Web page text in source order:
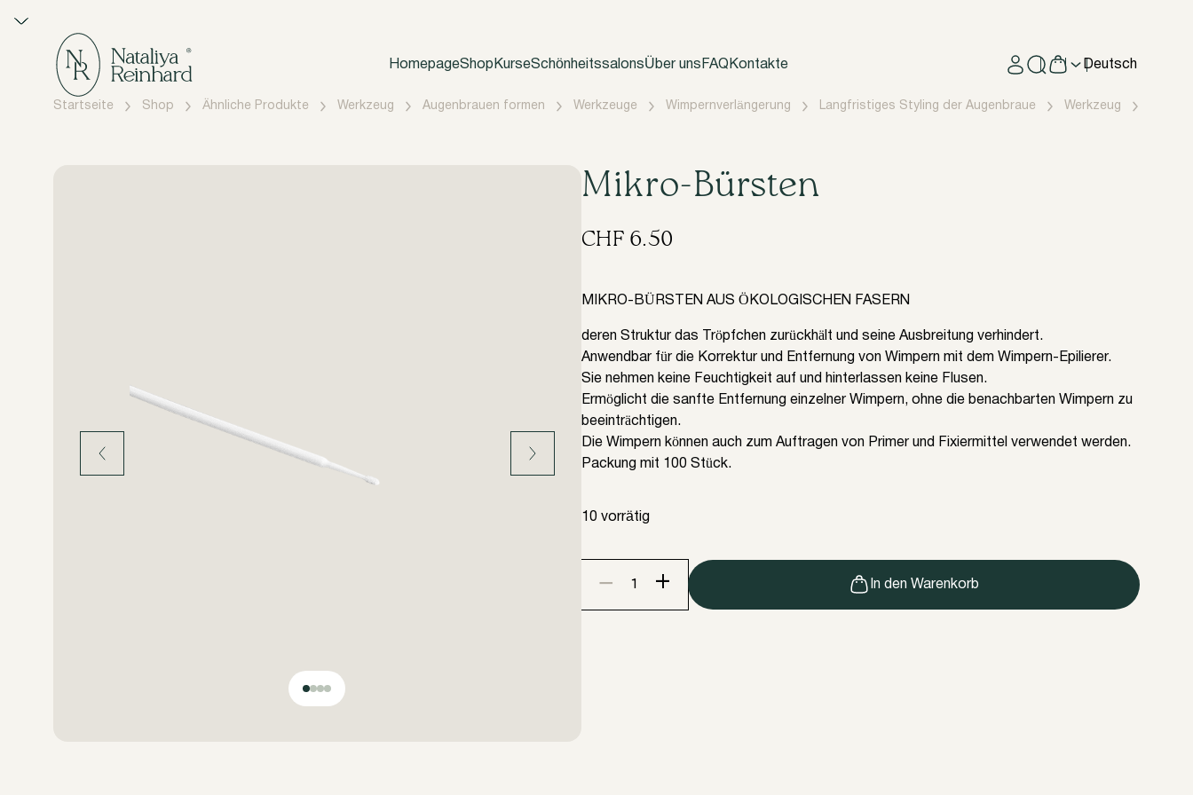
HomepageShop KurseSchönheitssalonsÜber uns FAQ Kontakte Deutsch
Startseite Shop Ähnliche Produkte Werkzeug Augenbrauen formen Werkzeuge Wimpernverlängerung Langfristiges Styling der Augenbraue Werkzeug
​Mikro-Bürsten
CHF 6.50
MIKRO-BÜRSTEN AUS ÖKOLOGISCHEN FASERN
deren Struktur das Tröpfchen zurückhält und seine Ausbreitung verhindert.
Anwendbar für die Korrektur und Entfernung von Wimpern mit dem Wimpern-Epilierer.
Sie nehmen keine Feuchtigkeit auf und hinterlassen keine Flusen.
Ermöglicht die sanfte Entfernung einzelner Wimpern, ohne die benachbarten Wimpern zu
beeinträchtigen.
Die Wimpern können auch zum Auftragen von Primer und Fixiermittel verwendet werden.
Packung mit 100 Stück.
10 vorrätig
− + In den Warenkorb